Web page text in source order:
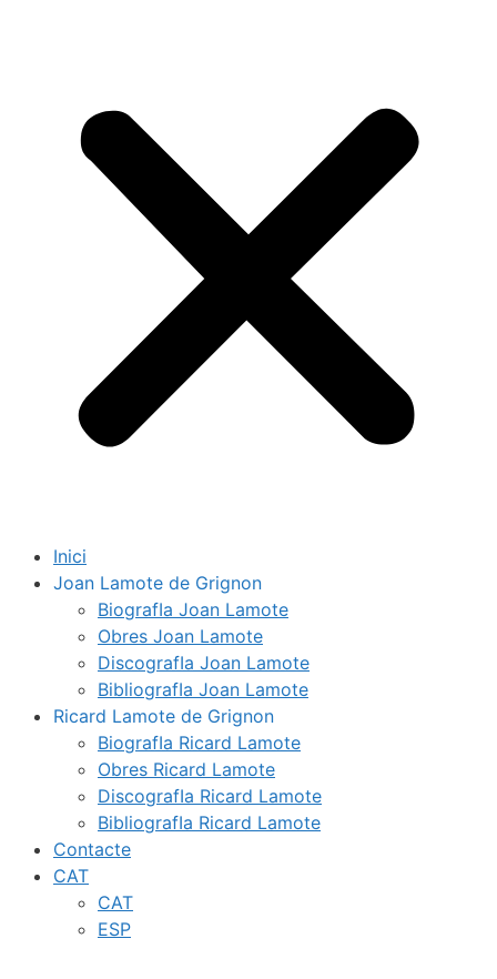
Inici
Joan Lamote de Grignon
BiografIa Joan Lamote
Obres Joan Lamote
DiscografIa Joan Lamote
BibliografIa Joan Lamote
Ricard Lamote de Grignon
BiografIa Ricard Lamote
Obres Ricard Lamote
DiscografIa Ricard Lamote
BibliografIa Ricard Lamote
Contacte
CAT
CAT
ESP